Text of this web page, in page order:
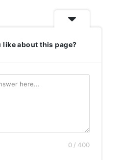
like about this page?
0 / 400